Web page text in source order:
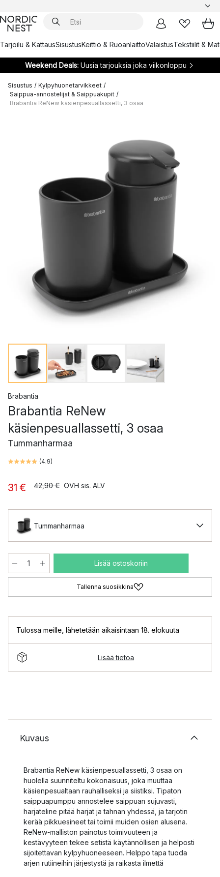
Tarjoilu & KattausSisustusKeittiö & RuoanlaittoValaistusTekstiilit &
Weekend Deals:Uusia tarjouksia joka viikonloppu
Sisustus / Kylpyhuonetarvikkeet /
Saippua-annostelijat & Saippuakupit /
Brabantia ReNew käsienpesuallassetti, 3 osaa
Brabantia
Brabantia ReNew
käsienpesuallassetti, 3 osaa
Tummanharmaa
(4.9)
31 € 42,90 € OVH sis. ALV
Tummanharmaa
Lisää ostoskoriin
Tallenna suosikkina
Tulossa meille lähetetään aikaisintaan 18. elokuuta
Lisää tietoa
Kuvaus
Brabantia ReNew käsienpesuallassetti, 3 osaa on
huolella suunniteltu kokonaisuus, joka muuttaa
käsienpesualtaan rauhalliseksi ja siistiksi. Tipaton
saippuapumppu annostelee saippuan sujuvasti,
harjateline pitää harjat ja tahnan yhdessä, ja tarjotin
kerää pikkuesineet tai toimii muiden osien alusena.
ReNew-malliston painotus toimivuuteen ja
kestävyyteen tekee setistä käytännöllisen ja helposti
sijoitettavan kylpyhuoneeseen. Helppo tapa tuoda
arjen rutiineihin järjestystä ja raikasta ilmettä